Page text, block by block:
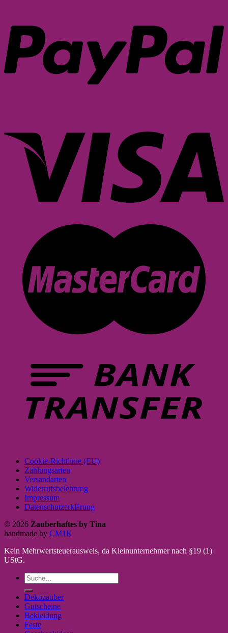
Cookie-Richtlinie (EU)
Zahlungsarten
Versandarten
Widerrufsbelehrung
Impressum
Datenschutzerklärung
© 2026 Zauberhaftes by Tina
handmade by CM1K
Kein Mehrwertsteuerausweis, da Kleinunternehmer nach §19 (1)
UStG.
Suche
nach:
Dekozauber
Gutscheine
Bekleidung
Feste